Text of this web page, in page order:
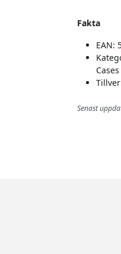
Fakta
EAN:
Cases
Senast